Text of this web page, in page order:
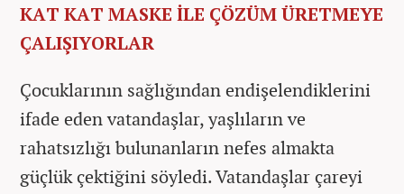
KAT KAT MASKE İLE ÇÖZÜM ÜRETMEYE
ÇALIŞIYORLAR
Çocuklarının sağlığından endişelendiklerini
ifade eden vatandaşlar, yaşlıların ve
rahatsızlığı bulunanların nefes almakta
güçlük çektiğini söyledi. Vatandaşlar çareyi